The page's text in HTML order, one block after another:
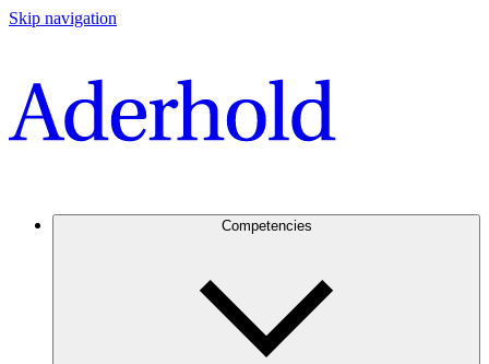
Skip navigation
Competencies